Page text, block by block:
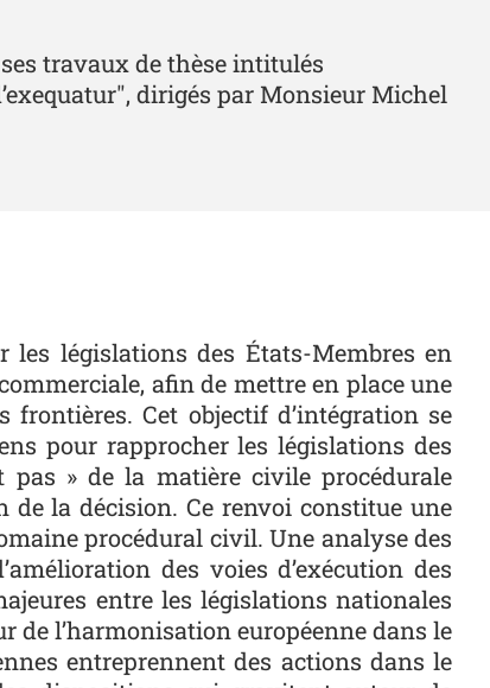
travaux de thèse intitulés
dirigés par Monsieur Michel
les législations des États-Membres en
afin de mettre en place une
Cet objectif d’intégration se
pour rapprocher les législations des
» de la matière civile procédurale
la décision. Ce renvoi constitue une
procédural civil. Une analyse des
des voies d’exécution des
entre les législations nationales
de l’harmonisation européenne dans le
entreprennent des actions dans le